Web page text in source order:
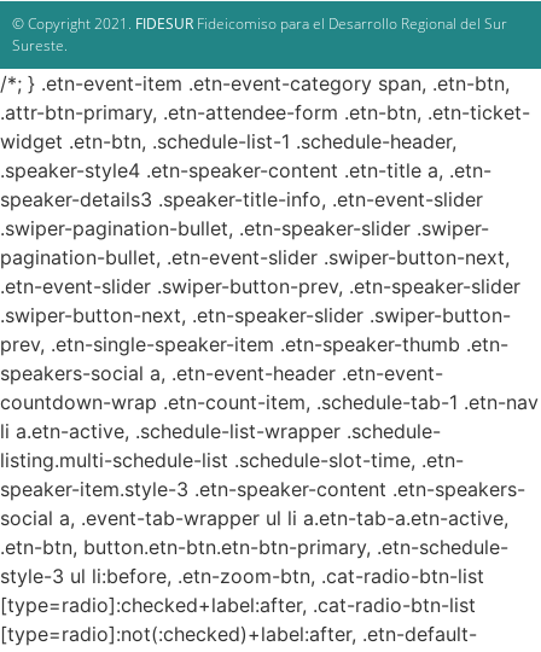
© Copyright 2021. FIDESUR Fideicomiso para el Desarrollo Regional del Sur
Sureste.
/*; } .etn-event-item .etn-event-category span, .etn-btn,
.attr-btn-primary, .etn-attendee-form .etn-btn, .etn-ticket-
widget .etn-btn, .schedule-list-1 .schedule-header,
.speaker-style4 .etn-speaker-content .etn-title a, .etn-
speaker-details3 .speaker-title-info, .etn-event-slider
.swiper-pagination-bullet, .etn-speaker-slider .swiper-
pagination-bullet, .etn-event-slider .swiper-button-next,
.etn-event-slider .swiper-button-prev, .etn-speaker-slider
.swiper-button-next, .etn-speaker-slider .swiper-button-
prev, .etn-single-speaker-item .etn-speaker-thumb .etn-
speakers-social a, .etn-event-header .etn-event-
countdown-wrap .etn-count-item, .schedule-tab-1 .etn-nav
li a.etn-active, .schedule-list-wrapper .schedule-
listing.multi-schedule-list .schedule-slot-time, .etn-
speaker-item.style-3 .etn-speaker-content .etn-speakers-
social a, .event-tab-wrapper ul li a.etn-tab-a.etn-active,
.etn-btn, button.etn-btn.etn-btn-primary, .etn-schedule-
style-3 ul li:before, .etn-zoom-btn, .cat-radio-btn-list
[type=radio]:checked+label:after, .cat-radio-btn-list
[type=radio]:not(:checked)+label:after, .etn-default-